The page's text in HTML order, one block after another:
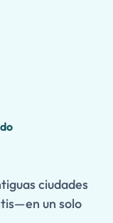
ciudades
un solo